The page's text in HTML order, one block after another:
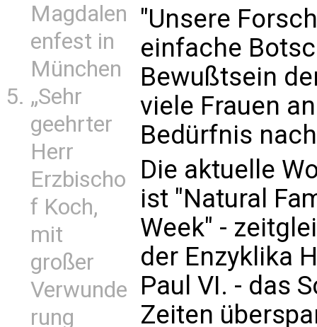
Magdalen
enfest in
München
„Sehr
geehrter
Herr
Erzbischo
f Koch,
mit
großer
Verwunde
rung
"Unsere
einfache
Bewußtsein
viele Frauen
Bedürfnis
Die aktuelle
ist "Natural
Week" -
der Enzyklika
Paul VI. - das
Zeiten